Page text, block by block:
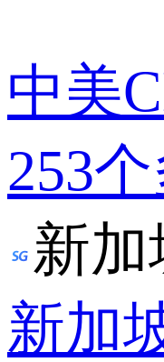
中美
253
新
新加